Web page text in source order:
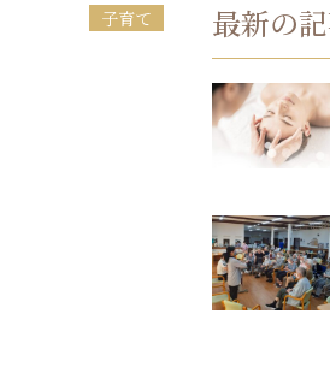
子育て 最新の